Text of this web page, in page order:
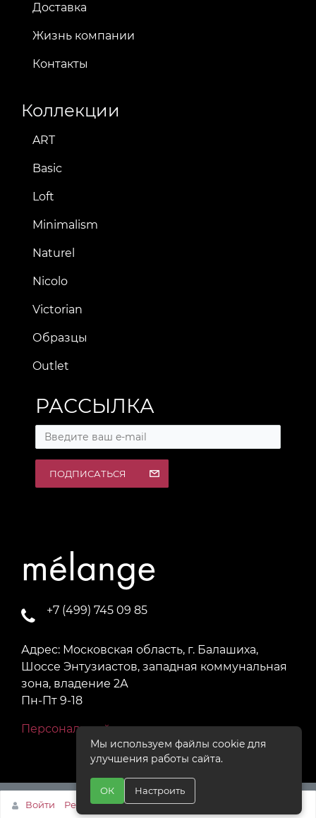
Доставка
Жизнь компании
Контакты
Коллекции
ART
Basic
Loft
Minimalism
Naturel
Nicolo
Victorian
Образцы
Outlet
РАССЫЛКА
ПОДПИСАТЬСЯ
+7 (499) 745 09 85
Адрес: Московская область, г. Балашиха,
Шоссе Энтузиастов, западная коммунальная
зона, владение 2А
Пн-Пт 9-18
Персональный раздел
© Melange, 2020
Войти
Регистрация
Мы используем файлы cookie для
улучшения работы сайта.
ОК Настроить